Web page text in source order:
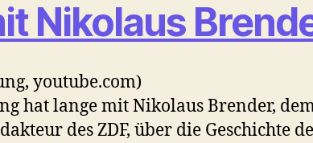
Nikolaus
youtube.com)
hat lange mit Nikolaus Brender,
des ZDF, über die Geschichte